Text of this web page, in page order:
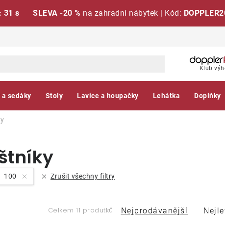
30 s SLEVA -20 % na zahradní nábytek | Kód:
Klub
sedáky Stoly Lavice a houpačky Lehátka Doplňky
100 Zrušit všechny filtry
Celkem 11 produtků
ŘNejprodávanější